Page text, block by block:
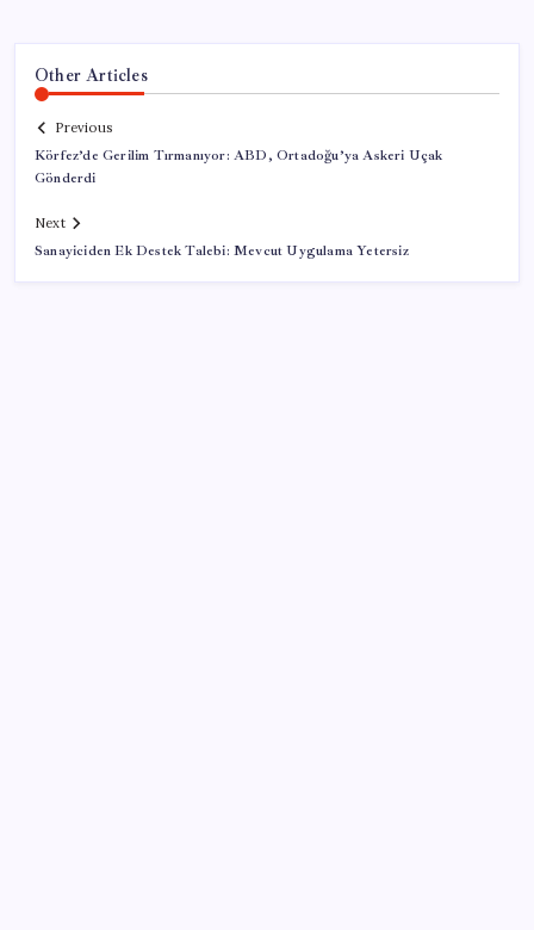
Other Articles
Previous
Körfez’de Gerilim Tırmanıyor: ABD, Ortadoğu’ya Askeri Uçak
Gönderdi
Next
Sanayiciden Ek Destek Talebi: Mevcut Uygulama Yetersiz